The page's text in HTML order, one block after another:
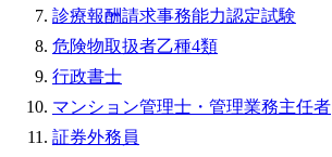
診療報酬請求事務能力認定試験
危険物取扱者乙種4類
行政書士
マンション管理士・管理業務主任者
証券外務員